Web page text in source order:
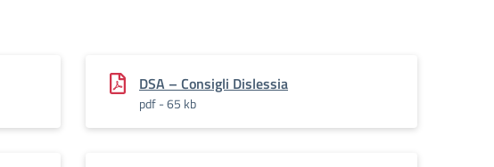
DSA – Consigli Dislessia
pdf - 65 kb